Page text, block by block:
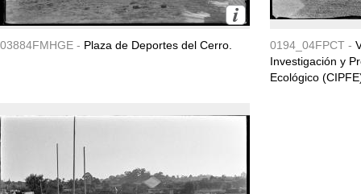
03884FMHGE - Plaza de Deportes del Cerro. 0194_04FPCT -
Investigación y
Ecológico